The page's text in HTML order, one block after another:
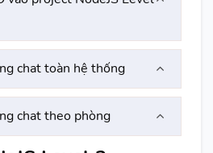
chat toàn hệ thống
chat theo phòng